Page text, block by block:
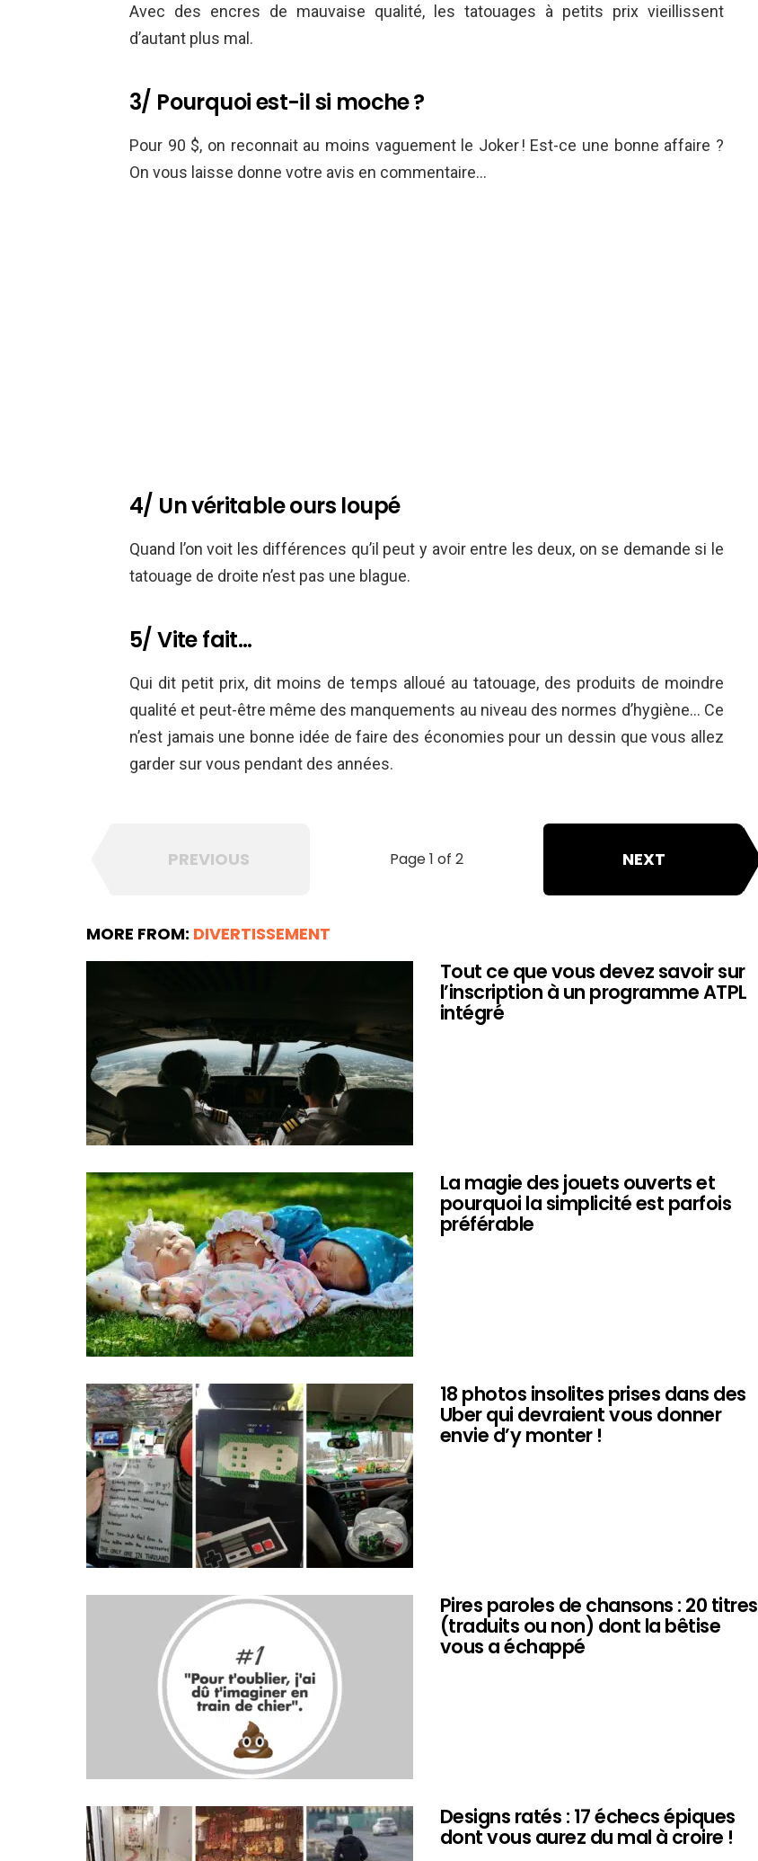
Avec des encres de mauvaise qualité, les tatouages à petits prix vieillissent
d’autant plus mal.
3/ Pourquoi est-il si moche ?
Pour 90 $, on reconnait au moins vaguement le Joker ! Est-ce une bonne affaire ?
On vous laisse donne votre avis en commentaire…
4/ Un véritable ours loupé
Quand l’on voit les différences qu’il peut y avoir entre les deux, on se demande si le
tatouage de droite n’est pas une blague.
5/ Vite fait…
Qui dit petit prix, dit moins de temps alloué au tatouage, des produits de moindre
qualité et peut-être même des manquements au niveau des normes d’hygiène… Ce
n’est jamais une bonne idée de faire des économies pour un dessin que vous allez
garder sur vous pendant des années.
Page 1 of 2
PREVIOUS NEXT
MORE FROM: DIVERTISSEMENT
Tout ce que vous devez savoir sur
l’inscription à un programme ATPL
intégré
La magie des jouets ouverts et
pourquoi la simplicité est parfois
préférable
18 photos insolites prises dans des
Uber qui devraient vous donner
envie d’y monter !
Pires paroles de chansons : 20 titres
(traduits ou non) dont la bêtise
vous a échappé
Designs ratés : 17 échecs épiques
dont vous aurez du mal à croire !